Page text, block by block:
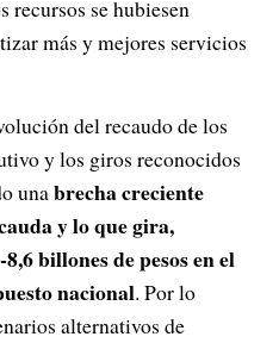
recursos se hubiesen
más y mejores servicios
del recaudo de los
y los giros reconocidos
unabrecha creciente
y lo que gira,
billones de pesos en el
nacional. Por lo
alternativos de